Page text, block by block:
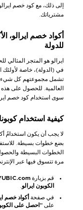
إلى ذلك، مع كود خصم
مشترياتك.
أكواد خصم ايرالو،
للدولة
ايرالو هو المتجر
في (الدولة)، خاصة لأولئك
تشمل مجموعتهم كل شيء من
العالمية. للحصول على
سوى استخدام كود خصم
كيفية استخدام
لا يجب أن يكون استخدامُ
بضع خطوات بسيطة.
الخطوات البسيطة
مرة تتسوق فيها عبر
قم بزيارة
الكوبون ايرالو
في صفحة أكواد خصم
على "احصل على